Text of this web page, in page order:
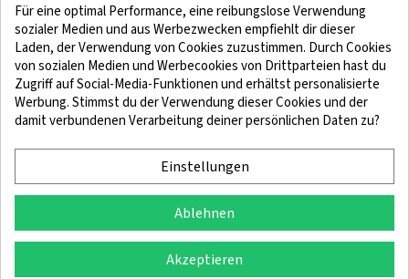
Rechtliche Hinweise
Bedingungen und Konditionen
© 2025 SingleQuiver – Alle Rechte vorbehalten
Für eine optimal Performance, eine reibungslose Verwendung
sozialer Medien und aus Werbezwecken empfiehlt dir dieser
Laden, der Verwendung von Cookies zuzustimmen. Durch Cookies
von sozialen Medien und Werbecookies von Drittparteien hast du
Zugriff auf Social-Media-Funktionen und erhältst personalisierte
Werbung. Stimmst du der Verwendung dieser Cookies und der
damit verbundenen Verarbeitung deiner persönlichen Daten zu?
Einstellungen
Ablehnen
Akzeptieren